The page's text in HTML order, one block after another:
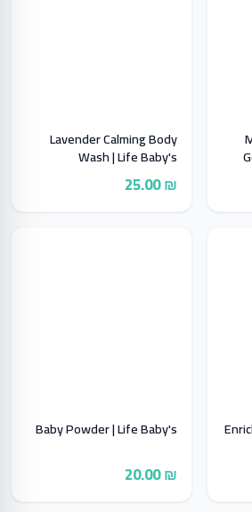
Lavender Calming Body
Wash | Life Baby's
₪ 25.00
Baby Powder | Life Baby's
₪ 20.00